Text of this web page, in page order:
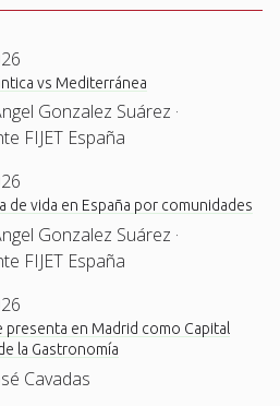
vs Mediterránea
Gonzalez Suárez ·
FIJET España
de vida en España por comunidades
Gonzalez Suárez ·
FIJET España
presenta en Madrid como Capital
la Gastronomía
Cavadas